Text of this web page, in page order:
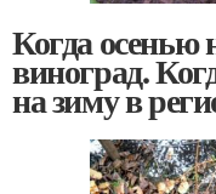
Когда
виноград.
на зиму в